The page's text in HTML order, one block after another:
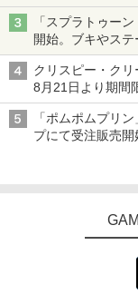
ライン販売開始
「スプラトゥー
開始。ブキやス
クリスピー・ク
8月21日より期間
組分け帽子ドー
「ポムポムプリ
プにて受注販売開